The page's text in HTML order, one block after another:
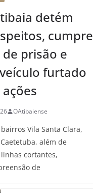
detém
cumpre
prisão e
furtado
OAtibaiense
Vila Santa Clara,
além de
cortantes,
de